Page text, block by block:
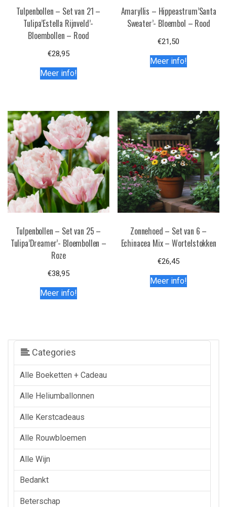
Tulpenbollen – Set van 21 –
Tulipa’Estella Rijnveld’-
Bloembollen – Rood
€28,95
Meer info!
Amaryllis – Hippeastrum’Santa
Sweater’- Bloembol – Rood
€21,50
Meer info!
Tulpenbollen – Set van 25 –
Tulipa’Dreamer’- Bloembollen –
Roze
€38,95
Meer info!
Zonnehoed – Set van 6 –
Echinacea Mix – Wortelstokken
€26,45
Meer info!
Categories
Alle Boeketten + Cadeau
Alle Heliumballonnen
Alle Kerstcadeaus
Alle Rouwbloemen
Alle Wijn
Bedankt
Beterschap